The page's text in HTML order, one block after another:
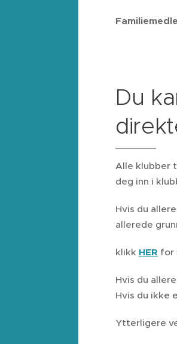
Du
Alle klubber
deg inn i
Hvis du
allerede
klikk HER for
Hvis du
Hvis du ikke
Ytterligere